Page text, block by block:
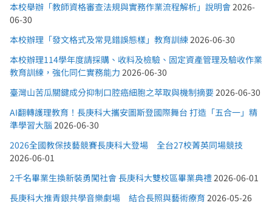
本校舉辦「教師資格審查法規與實務作業流程解析」說明會2026-
06-30
本校辦理「發文格式及常見錯誤態樣」教育訓練2026-06-30
本校辦理114學年度請採購、收料及檢驗、固定資產管理及驗收作業
教育訓練，強化同仁實務能力 2026-06-30
臺灣山苦瓜關鍵成分抑制口腔癌細胞之萃取與機制摘要2026-06-30
AI翻轉護理教育！長庚科大攜安圖斯登國際舞台 打造「五合一」精
準學習大腦 2026-06-30
2026全國教保技藝競賽長庚科大登場 全台27校菁英同場競技
2026-06-01
2千名畢業生換新裝勇闖社會 長庚科大雙校區畢業典禮2026-06-01
長庚科大推青銀共學音樂劇場 結合長照與藝術療育 2026-05-26